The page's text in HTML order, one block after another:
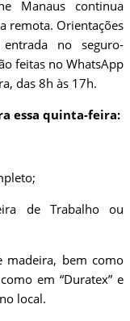
Manaus continua
remota. Orientações
no seguro-
feitas no WhatsApp
das 8h às 17h.
essa quinta-feira:
de Trabalho ou
madeira, bem como
em “Duratex” e
local.